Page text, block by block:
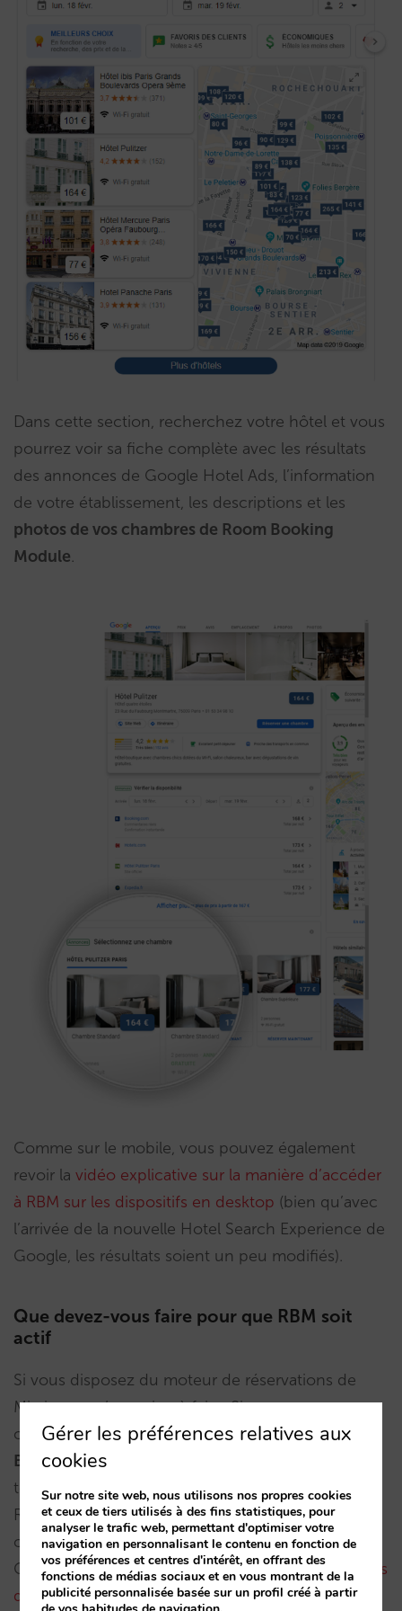
Dans cette section, recherchez votre hôtel et vous
pourrez voir sa fiche complète avec les résultats
des annonces de Google Hotel Ads, l’information
de votre établissement, les descriptions et les
photos de vos chambres de Room Booking
Module.
Comme sur le mobile, vous pouvez également
revoir la vidéo explicative sur la manière d’accéder
à RBM sur les dispositifs en desktop (bien qu’avec
l’arrivée de la nouvelle Hotel Search Experience de
Google, les résultats soient un peu modifiés).
Que devez-vous faire pour que RBM soit
actif
Si vous disposez du moteur de réservations de
Mirai, vous n’avez rien à faire. Si vous avez une
campagne active sur Google Hotel Ads, leRoom
Booking Module est déjà activé
tous les marchés disponibles. Nous pensons que
RBM est une fonctionnalité supplémentaire et
complémentaire à vos campagnes standard de
Google Hotel Ads avecbeaucoup plus d’avantages
que d’inconvénients.
Gérer les préférences relatives aux
cookies
Sur notre site web, nous utilisons nos propres cookies
et ceux de tiers utilisés à des fins statistiques, pour
analyser le trafic web, permettant d'optimiser votre
navigation en personnalisant le contenu en fonction de
vos préférences et centres d'intérêt, en offrant des
fonctions de médias sociaux et en vous montrant de la
publicité personnalisée basée sur un profil créé à partir